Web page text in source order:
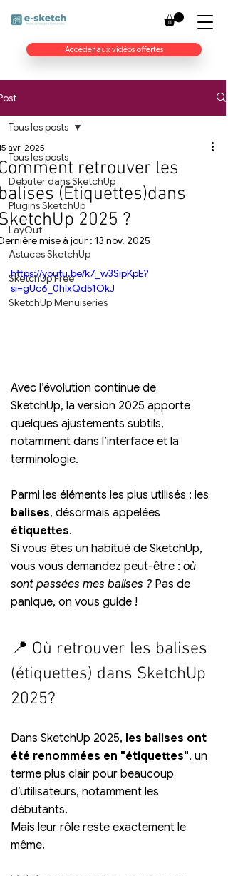
Accéder aux vidéos offertes
Tous les posts
Débuter dans SketchUp
Plugins SketchUp
LayOut
Astuces SketchUp
SketchUp Free
SketchUp Menuiseries
Tous les posts
retrouver les
(Étiquettes)dans
2025 ?
avr. 2025
mise à jour : 13 nov. 2025
https://youtu.be/k7_w3SipKpE?
si=gUc6_0hIxQd51OkJ
Avec l’évolution continue de
SketchUp, la version 2025 apporte
quelques ajustements subtils,
notamment dans l’interface et la
terminologie.
Parmi les éléments les plus utilisés : les
balises, désormais appelées
étiquettes.
Si vous êtes un habitué de SketchUp,
vous vous demandez peut-être : où
sont passées mes balises ? Pas de
panique, on vous guide !
📍 Où retrouver les balises
(étiquettes) dans SketchUp
2025?
Dans SketchUp 2025, les balises ont
été renommées en "étiquettes", un
terme plus clair pour beaucoup
d’utilisateurs, notamment les
débutants.
Mais leur rôle reste exactement le
même.